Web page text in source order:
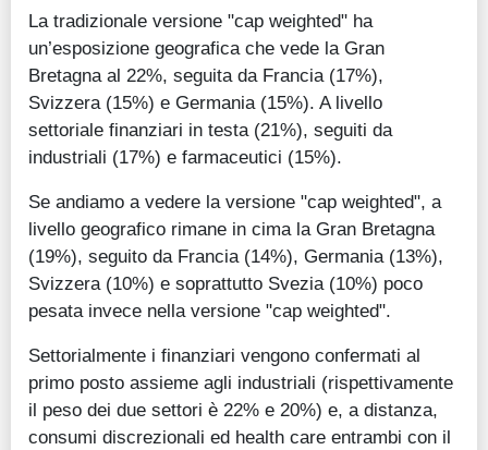
La tradizionale versione "cap weighted" ha
un’esposizione geografica che vede la Gran
Bretagna al 22%, seguita da Francia (17%),
Svizzera (15%) e Germania (15%). A livello
settoriale finanziari in testa (21%), seguiti da
industriali (17%) e farmaceutici (15%).
Se andiamo a vedere la versione "cap weighted", a
livello geografico rimane in cima la Gran Bretagna
(19%), seguito da Francia (14%), Germania (13%),
Svizzera (10%) e soprattutto Svezia (10%) poco
pesata invece nella versione "cap weighted".
Settorialmente i finanziari vengono confermati al
primo posto assieme agli industriali (rispettivamente
il peso dei due settori è 22% e 20%) e, a distanza,
consumi discrezionali ed health care entrambi con il